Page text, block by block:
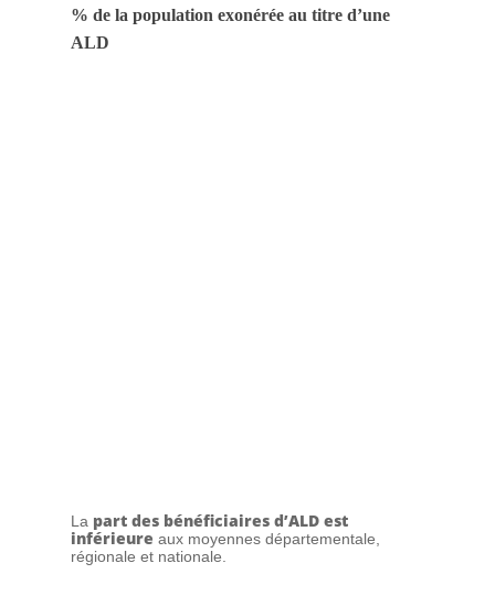
% de la population exonérée au titre d’une
ALD
La part des bénéficiaires d’ALD est
inférieure aux moyennes départementale,
régionale et nationale.